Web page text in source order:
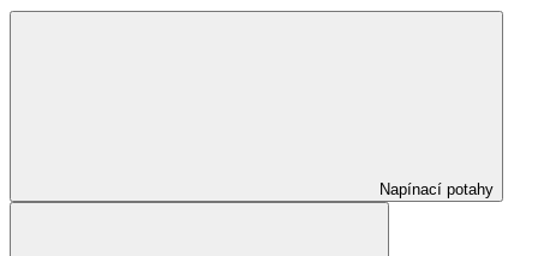
Napínací potahy